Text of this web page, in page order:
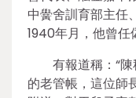
中黌舍訓育部主任
1940年月，他曾任
有報道稱：“
的老管帳，這位師